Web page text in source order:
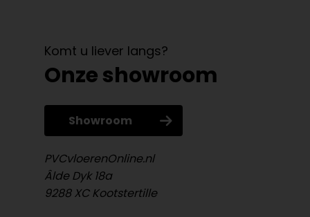
Komt u liever langs?
Onze showroom
Showroom
PVCvloerenOnline.nl
Âlde Dyk 18a
9288 XC Kootstertille